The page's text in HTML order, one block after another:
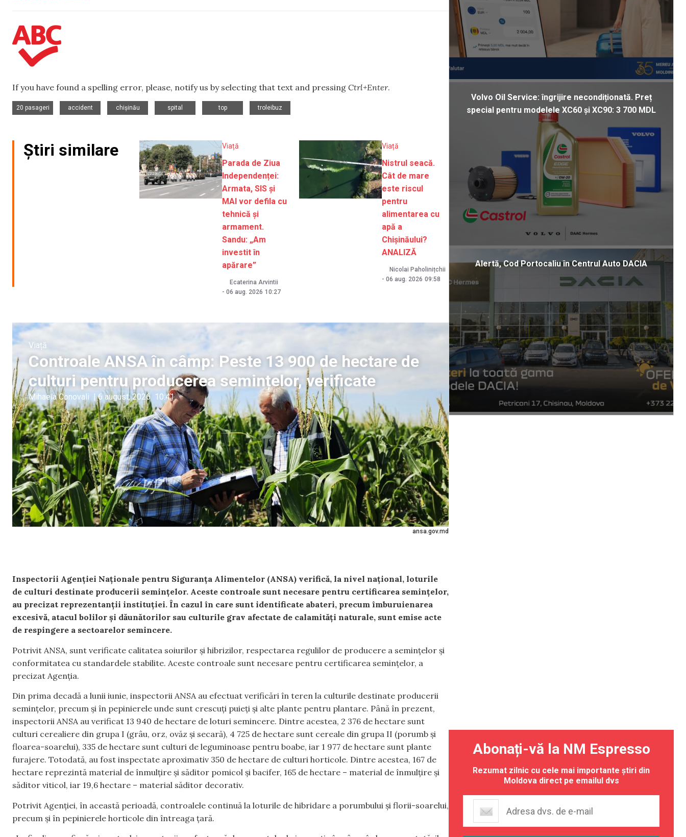
If you have found a spelling error, please, notify us by selecting that text and pressing Ctrl+Enter.
20 pasageri
accident
chișinău
spital
top
troleibuz
Știri similare Viață
Parada de Ziua
Independenței:
Armata, SIS și
MAI vor defila cu
tehnică și
armament.
Sandu: „Am
investit în
apărare”
Ecaterina Arvintii
- 06 aug. 2026 10:27
Viață
Nistrul seacă.
Cât de mare
este riscul
pentru
alimentarea cu
apă a
Chișinăului?
ANALIZĂ
Nicolai Paholinițchii
- 06 aug. 2026 09:58
ansa.gov.md
Viață
Controale ANSA în câmp: Peste 13 900 de hectare de
culturi pentru producerea semințelor, verificate
Mihaela Conovali 6 august, 2026 10:41
Inspectorii Agenției Naționale pentru Siguranța Alimentelor (ANSA) verifică, la nivel național, loturile
de culturi destinate producerii semințelor. Aceste controale sunt necesare pentru certificarea semințelor,
au precizat reprezentanții instituției. În cazul în care sunt identificate abateri, precum îmburuienarea
excesivă, atacul bolilor și dăunătorilor sau culturile grav afectate de calamități naturale, sunt emise acte
de respingere a sectoarelor semincere.
Potrivit ANSA, sunt verificate calitatea soiurilor și hibrizilor, respectarea regulilor de producere a semințelor și
conformitatea cu standardele stabilite. Aceste controale sunt necesare pentru certificarea semințelor, a
precizat Agenția.
Din prima decadă a lunii iunie, inspectorii ANSA au efectuat verificări în teren la culturile destinate producerii
semințelor, precum și în pepinierele unde sunt crescuți puieți și alte plante pentru plantare. Până în prezent,
inspectorii ANSA au verificat 13 940 de hectare de loturi semincere. Dintre acestea, 2 376 de hectare sunt
culturi cerealiere din grupa I (grâu, orz, ovăz și secară), 4 725 de hectare sunt cereale din grupa II (porumb și
floarea-soarelui), 335 de hectare sunt culturi de leguminoase pentru boabe, iar 1 977 de hectare sunt plante
furajere. Totodată, au fost inspectate aproximativ 350 de hectare de culturi horticole. Dintre acestea, 167 de
hectare reprezintă material de înmulțire și săditor pomicol și bacifer, 165 de hectare – material de înmulțire și
săditor viticol, iar 19,6 hectare – material săditor decorativ.
Potrivit Agenției, în această perioadă, controalele continuă la loturile de hibridare a porumbului și florii-soarelui,
precum și în pepinierele horticole din întreaga țară.
Volvo Oil Service: îngrijire necondiționată. Preț
special pentru modelele XC60 și XC90: 3 700 MDL
Alertă, Cod Portocaliu în Centrul Auto DACIA
Abonați-vă la NM Espresso
Rezumat zilnic cu cele mai importante știri din
Moldova direct pe emailul dvs